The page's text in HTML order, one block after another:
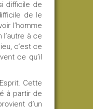
difficile de
de le
l’homme
à ce
c’est ce
ce qu’il
Cette
à partir de
d’un